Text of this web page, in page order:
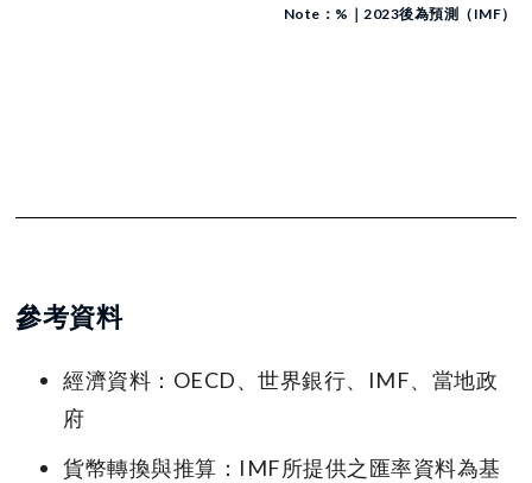
Note：%｜2023後為預測（IMF）
參考資料
經濟資料：OECD、世界銀行、IMF、當地政
府
貨幣轉換與推算：IMF所提供之匯率資料為基